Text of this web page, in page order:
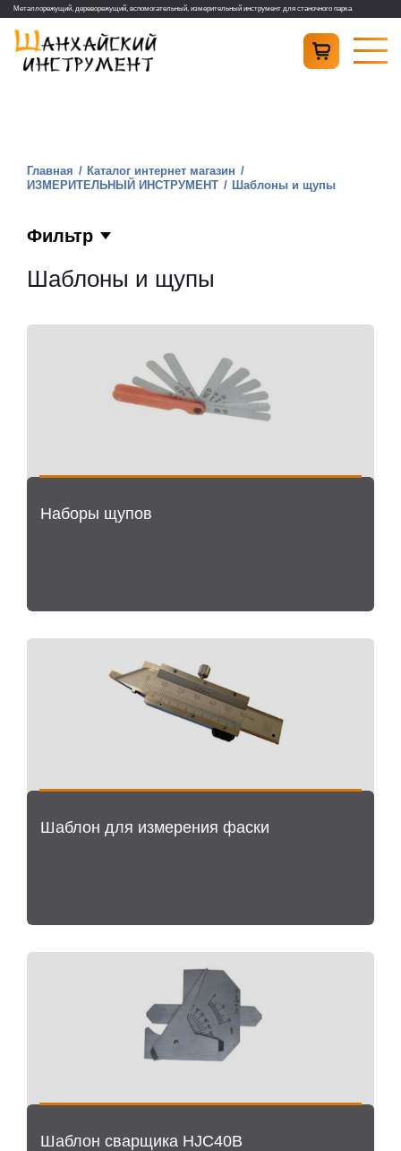
Металлорежущий, дереворежущий, вспомогательный, измерительный инструмент для станочного парка
Главная
Каталог интернет магазин
ИЗМЕРИТЕЛЬНЫЙ ИНСТРУМЕНТ
Шаблоны и щупы
Фильтр
Шаблоны и щупы
Наборы щупов
Шаблон для измерения фаски
Шаблон сварщика HJC40B